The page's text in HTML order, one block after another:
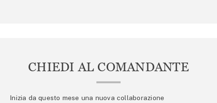
CHIEDI AL COMANDANTE
Inizia da questo mese una nuova collaborazione